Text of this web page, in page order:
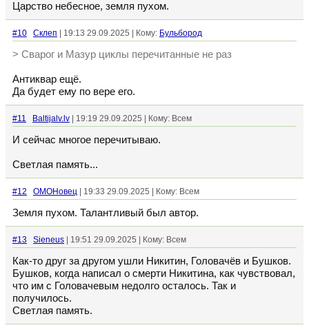
Царство небесное, земля пухом.
#10 Склеп | 19:13 29.09.2025 | Кому: Бульбород
> Сварог и Мазур циклы перечитанные не раз
Антиквар ещё.
Да будет ему по вере его.
#11 Baltijalv.lv | 19:19 29.09.2025 | Кому: Всем
И сейчас многое перечитываю.
Светлая память...
#12 ОМОНовец | 19:33 29.09.2025 | Кому: Всем
Земля пухом. Талантливый был автор.
#13 Sieneus | 19:51 29.09.2025 | Кому: Всем
Как-то друг за другом ушли Никитин, Головачёв и Бушков.
Бушков, когда написал о смерти Никитина, как чувствовал,
что им с Головачевым недолго осталось. Так и
получилось.
Светлая память.